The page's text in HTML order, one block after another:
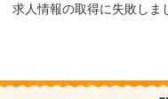
求人情報の取得に失敗しま